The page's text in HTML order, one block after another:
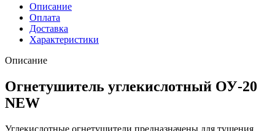
Описание
Оплата
Доставка
Характеристики
Описание
Огнетушитель углекислотный ОУ-20
NEW
Углекислотные огнетушители предназначены для тушения